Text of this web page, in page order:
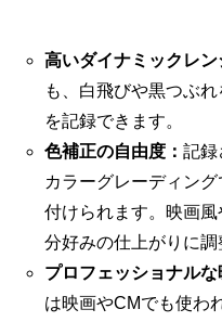
高いダイナミックレン
も、白飛びや黒つぶ
を記録できます。
色補正の自由度： 記録
カラーグレーディン
付けられます。映画
分好みの仕上がりに調
プロフェッショナルな
は映画やCMでも使わ